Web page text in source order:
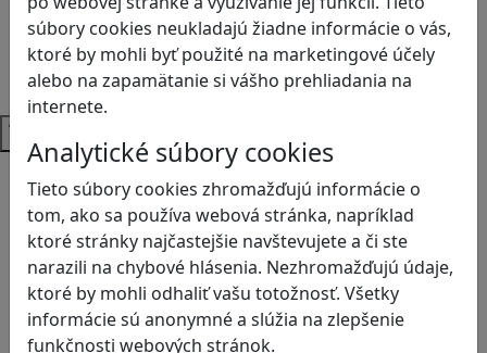
súbory cookies neukladajú žiadne informácie o vás,
ktoré by mohli byť použité na marketingové účely
alebo na zapamätanie si vášho prehliadania na
internete.
Analytické súbory cookies
Tieto súbory cookies zhromažďujú informácie o
tom, ako sa používa webová stránka, napríklad
ktoré stránky najčastejšie navštevujete a či ste
narazili na chybové hlásenia. Nezhromažďujú údaje,
ktoré by mohli odhaliť vašu totožnosť. Všetky
informácie sú anonymné a slúžia na zlepšenie
funkčnosti webových stránok.
Geografia
Matematika
Občianska náuka
Vlastiveda
Témy
Bezpečnosť na internete
Čítanie s porozumením
Digitálna rovnováha
Ekológia
Globálne vzdelávanie
Kreativita
Kritické myslenie